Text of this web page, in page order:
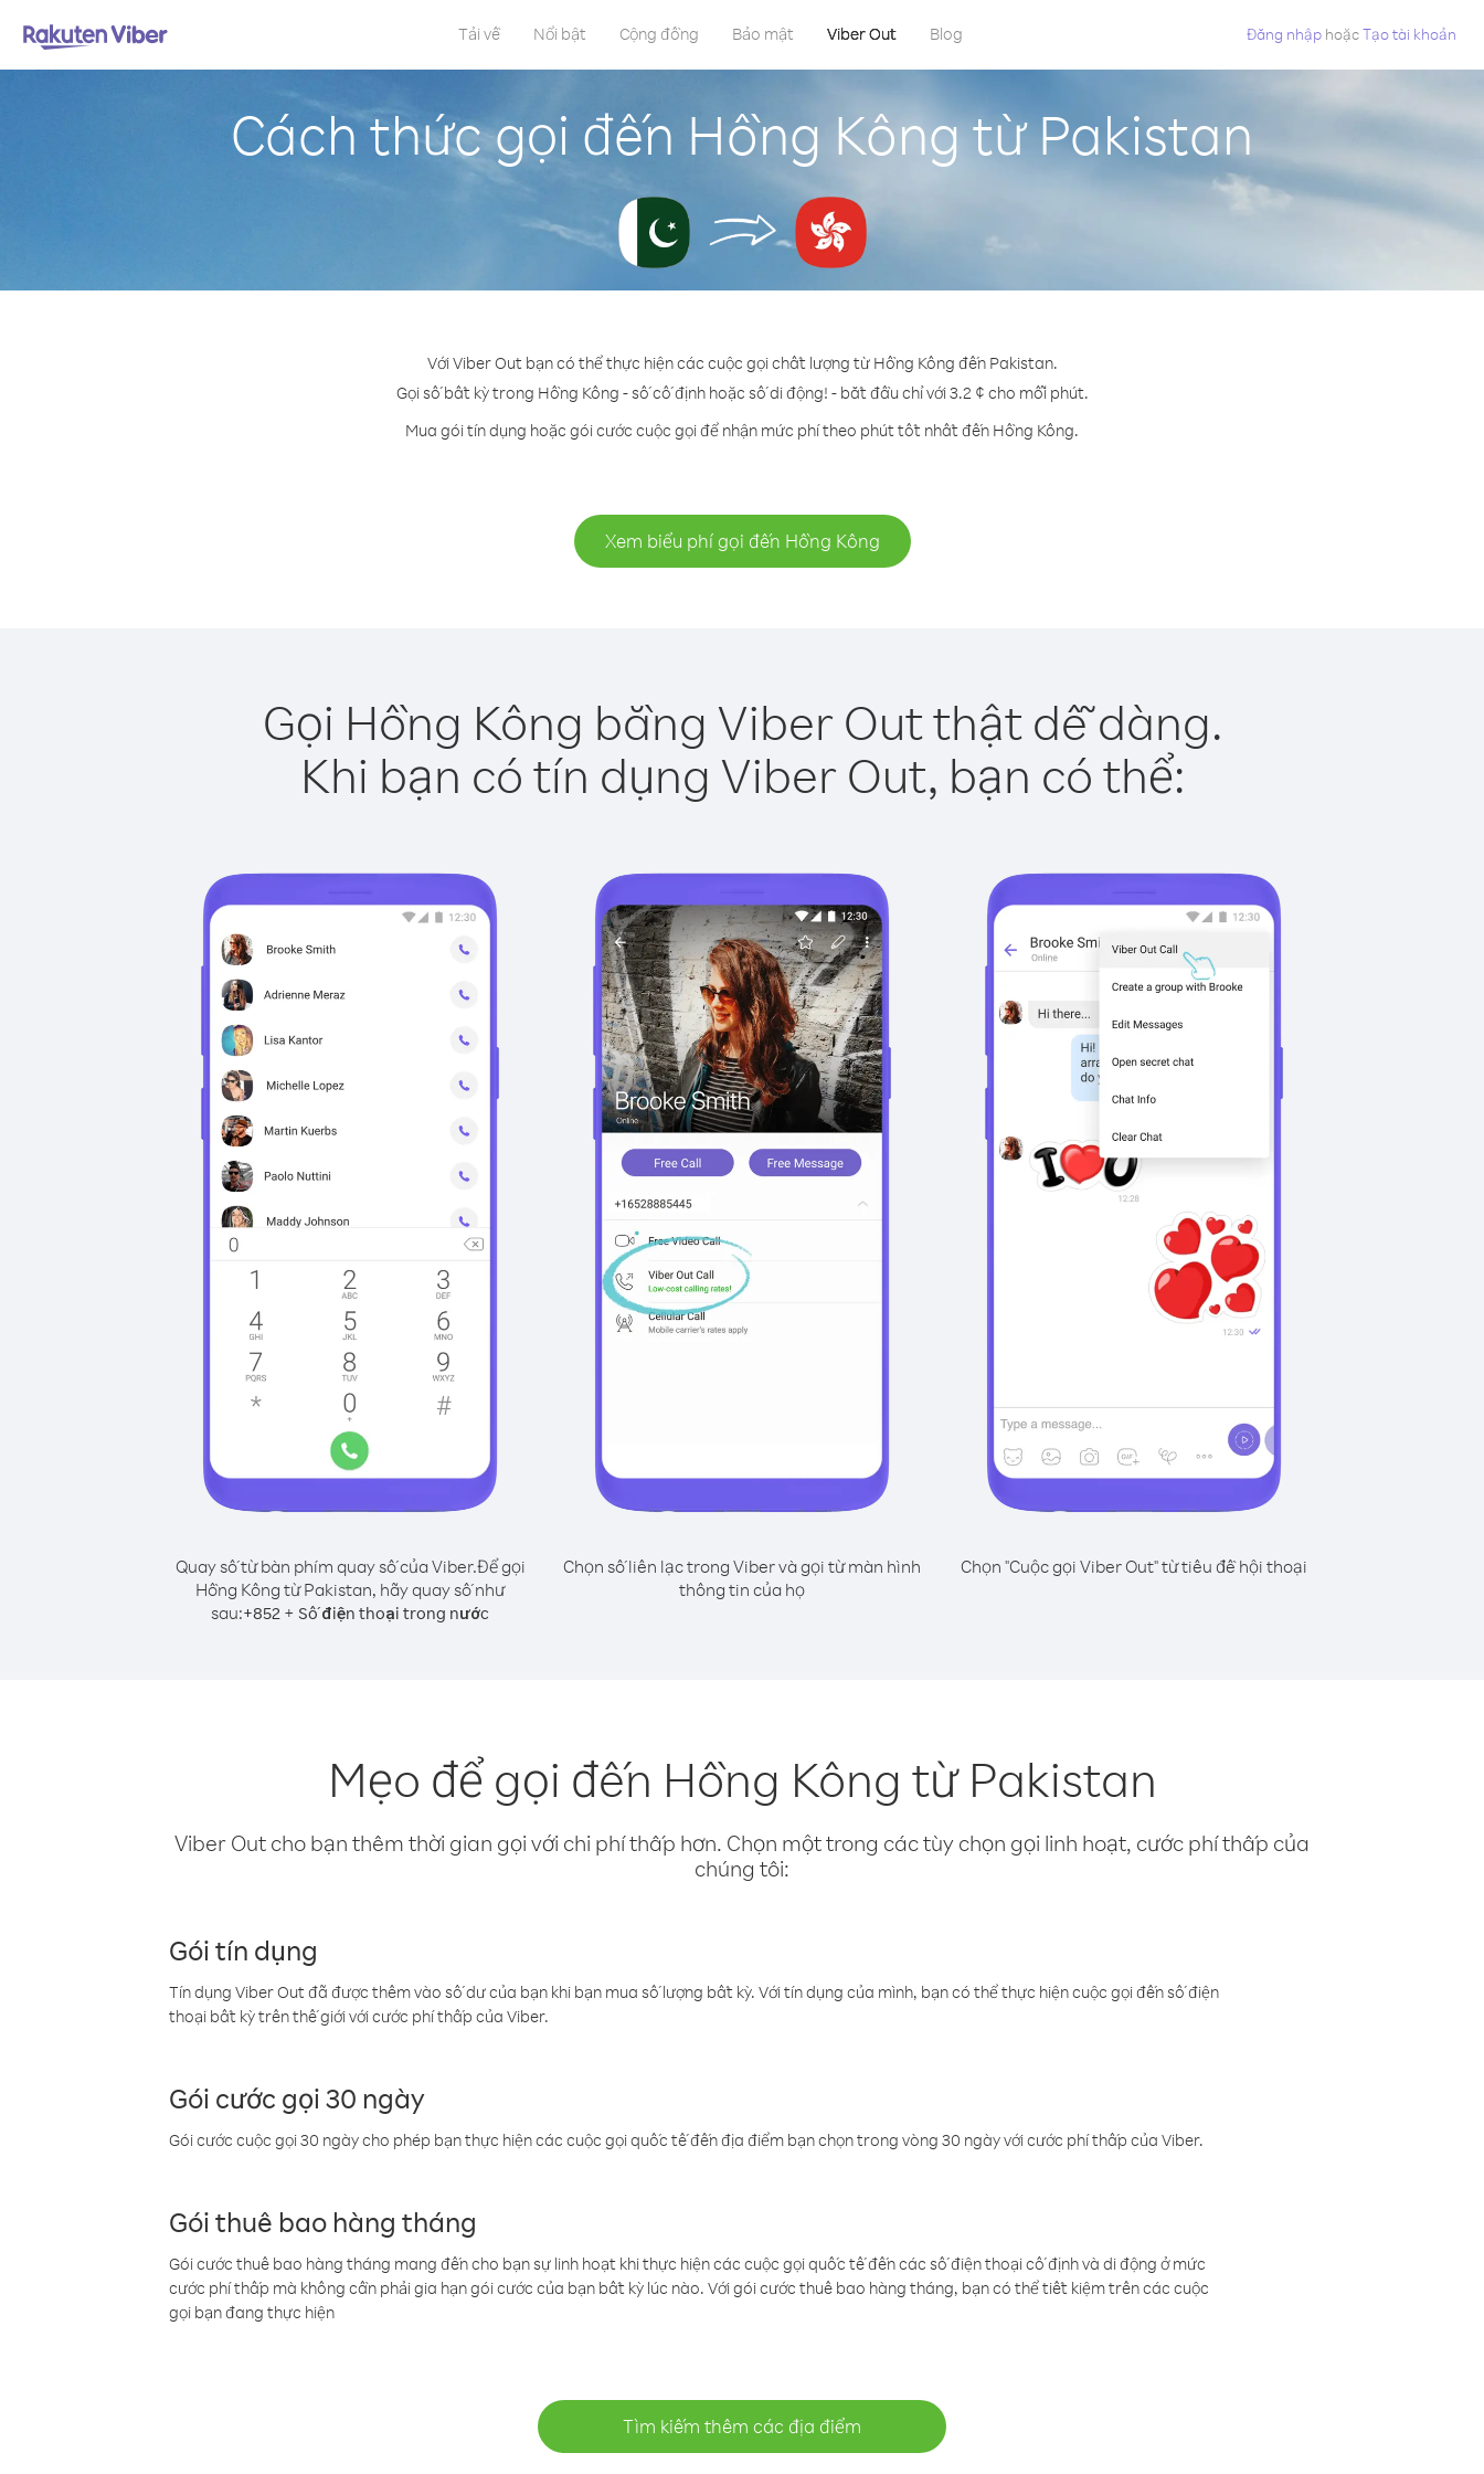
Tải về Nổi bật Cộng đồng Bảo mật Viber Out Blog Đăng nhập hoặcTạo tài khoản
Cách thức gọi đến Hồng Kông từ Pakistan
Với Viber Out bạn có thể thực hiện các cuộc gọi chất lượng từ Hồng Kông đến Pakistan.
Gọi số bất kỳ trong Hồng Kông - số cố định hoặc số di động! - bắt đầu chỉ với 3.2 ¢ cho mỗi phút.
Mua gói tín dụng hoặc gói cước cuộc gọi để nhận mức phí theo phút tốt nhất đến Hồng Kông.
Xem biểu phí gọi đến Hồng Kông
Gọi Hồng Kông bằng Viber Out thật dễ dàng.
Khi bạn có tín dụng Viber Out, bạn có thể:
Quay số từ bàn phím quay số của Viber.Để gọi
Hồng Kông từ Pakistan, hãy quay số như
sau:+852 + Số điện thoại trong nước
Chọn số liên lạc trong Viber và gọi từ màn hình
thông tin của họ
Chọn "Cuộc gọi Viber Out" từ tiêu đề hội thoại
Mẹo để gọi đến Hồng Kông từ Pakistan
Viber Out cho bạn thêm thời gian gọi với chi phí thấp hơn. Chọn một trong các tùy chọn gọi linh hoạt, cước phí thấp của
chúng tôi:
Gói tín dụng
Tín dụng Viber Out đã được thêm vào số dư của bạn khi bạn mua số lượng bất kỳ. Với tín dụng của mình, bạn có thể thực hiện cuộc gọi đến số điện
thoại bất kỳ trên thế giới với cước phí thấp của Viber.
Gói cước gọi 30 ngày
Gói cước cuộc gọi 30 ngày cho phép bạn thực hiện các cuộc gọi quốc tế đến địa điểm bạn chọn trong vòng 30 ngày với cước phí thấp của Viber.
Gói thuê bao hàng tháng
Gói cước thuê bao hàng tháng mang đến cho bạn sự linh hoạt khi thực hiện các cuộc gọi quốc tế đến các số điện thoại cố định và di động ở mức
cước phí thấp mà không cần phải gia hạn gói cước của bạn bất kỳ lúc nào. Với gói cước thuê bao hàng tháng, bạn có thể tiết kiệm trên các cuộc
gọi bạn đang thực hiện
Tìm kiếm thêm các địa điểm